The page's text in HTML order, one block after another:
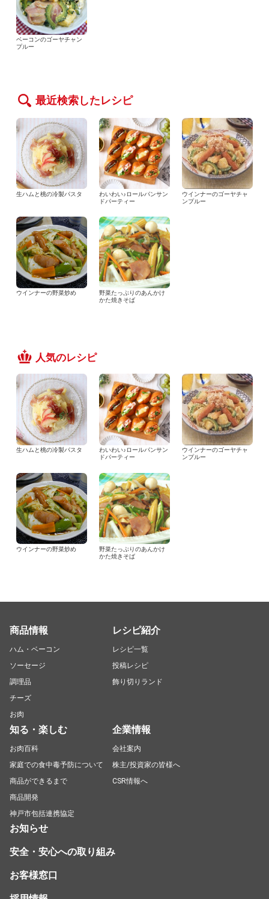
ベーコンのゴーヤチャン
プルー
最近検索したレシピ
生ハムと桃の冷製パスタ
わいわい♪ロールパンサン
ドパーティー
ウインナーのゴーヤチャ
ンプルー
ウインナーの野菜炒め
野菜たっぷりのあんかけ
かた焼きそば
人気のレシピ
生ハムと桃の冷製パスタ
わいわい♪ロールパンサン
ドパーティー
ウインナーのゴーヤチャ
ンプルー
ウインナーの野菜炒め
野菜たっぷりのあんかけ
かた焼きそば
商品情報
ハム・ベーコン
ソーセージ
調理品
チーズ
お肉
レシピ紹介
レシピ一覧
投稿レシピ
飾り切りランド
知る・楽しむ
お肉百科
家庭での食中毒予防について
商品ができるまで
商品開発
神戸市包括連携協定
企業情報
会社案内
株主/投資家の皆様へ
CSR情報へ
お知らせ
安全・安心への取り組み
お客様窓口